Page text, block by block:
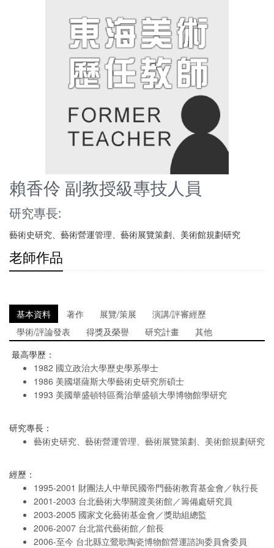
賴香伶 副教授級專技人員
研究專長:
藝術史研究、藝術營運管理、藝術展覽策劃、美術館規劃研究
老師作品
基本資料 著作 展覽/策展
演講/評審經歷
學術/評論發表
得獎及榮譽 研究計畫
其他
最高學歷：
1982 國立政治大學歷史學系學士
1986 美國堪薩斯大學藝術史研究所碩士
1993 美國華盛頓特區喬治華盛頓大學博物館學研究
研究專長：
藝術史研究、藝術營運管理、藝術展覽策劃、美術館規劃研究
經歷：
1995-2001 財團法人中華民國帝門藝術教育基金會／執行長
2001-2003 台北藝術大學關渡美術館／籌備處研究員
2003-2005 國家文化藝術基金會／獎助組總監
2006-2007 台北當代藝術館／館長
2006-至今 台北縣立鶯歌陶瓷博物館營運諮詢委員會委員